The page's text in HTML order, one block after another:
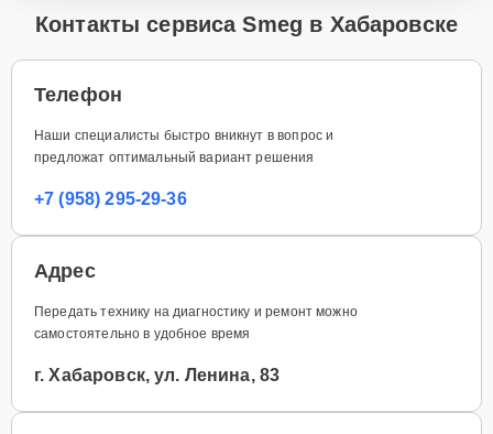
Контакты сервиса Smeg в Хабаровске
Телефон
Наши специалисты быстро вникнут в вопрос и
предложат оптимальный вариант решения
+7 (958) 295-29-36
Адрес
Передать технику на диагностику и ремонт можно
самостоятельно в удобное время
г. Хабаровск, ул. Ленина, 83